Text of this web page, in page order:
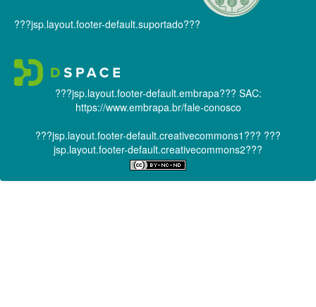
???jsp.layout.footer-default.suportado???
???jsp.layout.footer-default.embrapa??? SAC:
https://www.embrapa.br/fale-conosco
???jsp.layout.footer-default.creativecommons1??? ???
jsp.layout.footer-default.creativecommons2???